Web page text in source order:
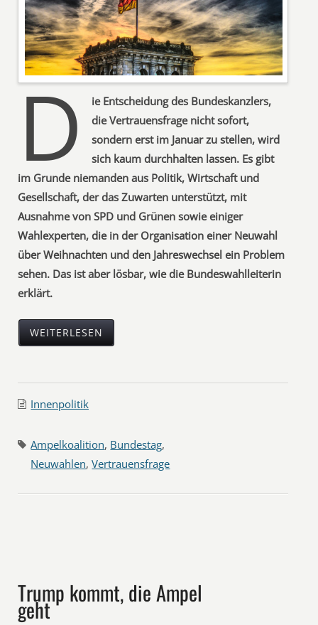
D
ie Entscheidung des Bundeskanzlers,
die Vertrauensfrage nicht sofort,
sondern erst im Januar zu stellen, wird
sich kaum durchhalten lassen. Es gibt
im Grunde niemanden aus Politik, Wirtschaft und
Gesellschaft, der das Zuwarten unterstützt, mit
Ausnahme von SPD und Grünen sowie einiger
Wahlexperten, die in der Organisation einer Neuwahl
über Weihnachten und den Jahreswechsel ein Problem
sehen. Das ist aber lösbar, wie die Bundeswahlleiterin
erklärt.
WEITERLESEN
Innenpolitik
Ampelkoalition, Bundestag,
Neuwahlen,Vertrauensfrage
Trump kommt, die Ampel
geht